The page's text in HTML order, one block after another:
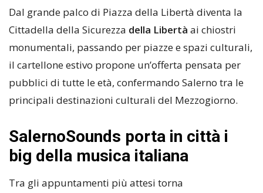
Dal grande palco di Piazza della Libertà diventa la
Cittadella della Sicurezza della Libertà ai chiostri
monumentali, passando per piazze e spazi culturali,
il cartellone estivo propone un’offerta pensata per
pubblici di tutte le età, confermando Salerno tra le
principali destinazioni culturali del Mezzogiorno.
SalernoSounds porta in città i
big della musica italiana
Tra gli appuntamenti più attesi torna